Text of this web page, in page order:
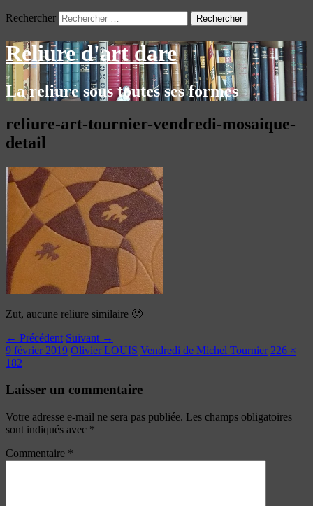
Rechercher
Reliure d'art dare
La reliure sous toutes ses formes
reliure-art-tournier-vendredi-mosaique-
detail
Zut, aucune reliure similaire 🙁
← Précédent Suivant →
9 février 2019 Olivier LOUIS Vendredi de Michel Tournier 226 ×
182
Laisser un commentaire
Votre adresse e-mail ne sera pas publiée. Les champs obligatoires
sont indiqués avec *
Commentaire *